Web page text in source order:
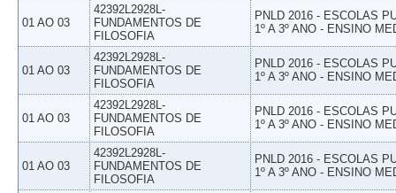
01 AO 03
42392L2928L-
FUNDAMENTOS DE
FILOSOFIA
PNLD 2016 - ESCOLAS
1º A 3º ANO - ENSINO
01 AO 03
42392L2928L-
FUNDAMENTOS DE
FILOSOFIA
PNLD 2016 - ESCOLAS
1º A 3º ANO - ENSINO
01 AO 03
42392L2928L-
FUNDAMENTOS DE
FILOSOFIA
PNLD 2016 - ESCOLAS
1º A 3º ANO - ENSINO
01 AO 03
42392L2928L-
FUNDAMENTOS DE
FILOSOFIA
PNLD 2016 - ESCOLAS
1º A 3º ANO - ENSINO